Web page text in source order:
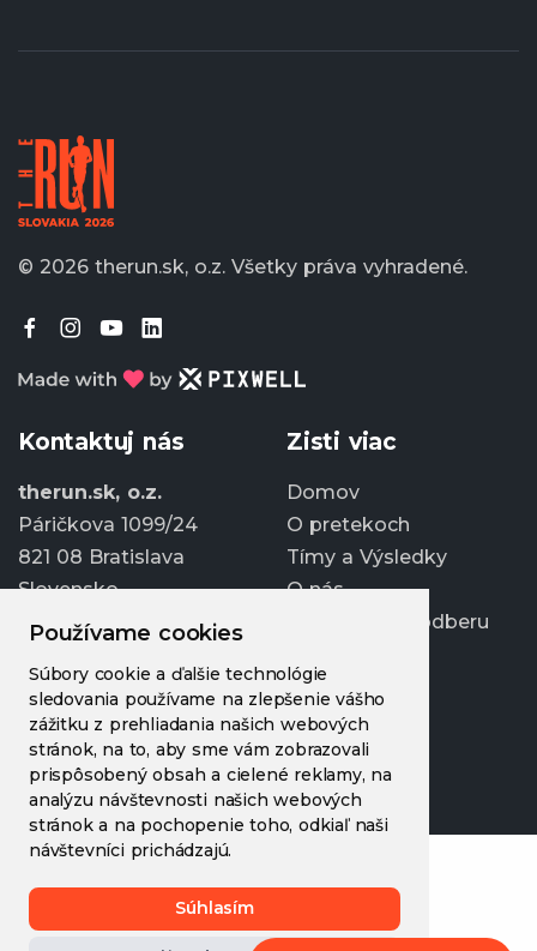
Používame cookies
Súbory cookie a ďalšie technológie
sledovania používame na zlepšenie vášho
zážitku z prehliadania našich webových
stránok, na to, aby sme vám zobrazovali
prispôsobený obsah a cielené reklamy, na
analýzu návštevnosti našich webových
stránok a na pochopenie toho, odkiaľ naši
návštevníci prichádzajú.
Súhlasím
© 2026 therun.sk, o.z. Všetky práva vyhradené.
Kontaktuj nás
therun.sk, o.z.
Páričkova 1099/24
821 08 Bratislava
Slovensko
info@therun.sk
+421 907 807 363
Upraviť cookies
Zisti viac
Domov
O pretekoch
Tímy a Výsledky
O nás
Prihlásiť sa k odberu